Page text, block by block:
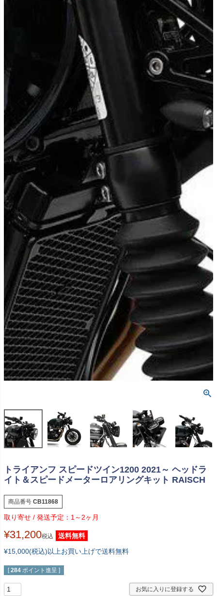
トライアンフ スピードツイン1200 2021～ ヘッドラ
イト＆スピードメーターロアリングキット RAISCH
商品番号 CB11868
1～2ヶ月
¥31,200税込
送料無料
¥15,000(税込)以上お買い上げで送料無料
[ 284 ポイント進呈 ]
お気に入りに登録する